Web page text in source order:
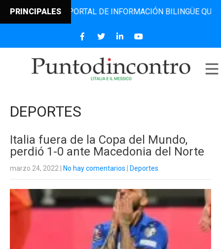
PRINCIPALES
EL PORTAL DE INFORMACIÓN BILINGÜE QUE DESDE 2006
DEPORTES
Italia fuera de la Copa del Mundo,
perdió 1-0 ante Macedonia del Norte
marzo 24, 2022 No hay comentarios Deportes